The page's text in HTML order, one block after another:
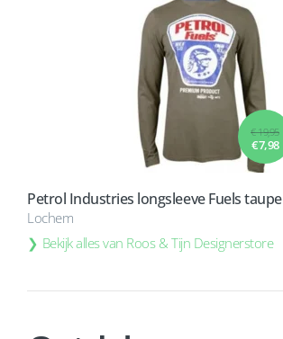
€ 19,95
€ 7,98
Petrol Industries longsleeve Fuels taupe
Lochem
Bekijk alles van Roos & Tijn Designerstore